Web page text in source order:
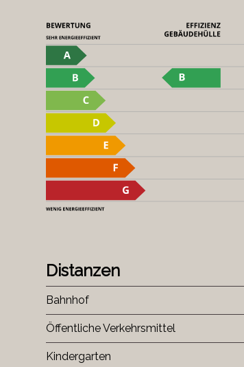
Distanzen
Bahnhof
Öffentliche Verkehrsmittel
Kindergarten